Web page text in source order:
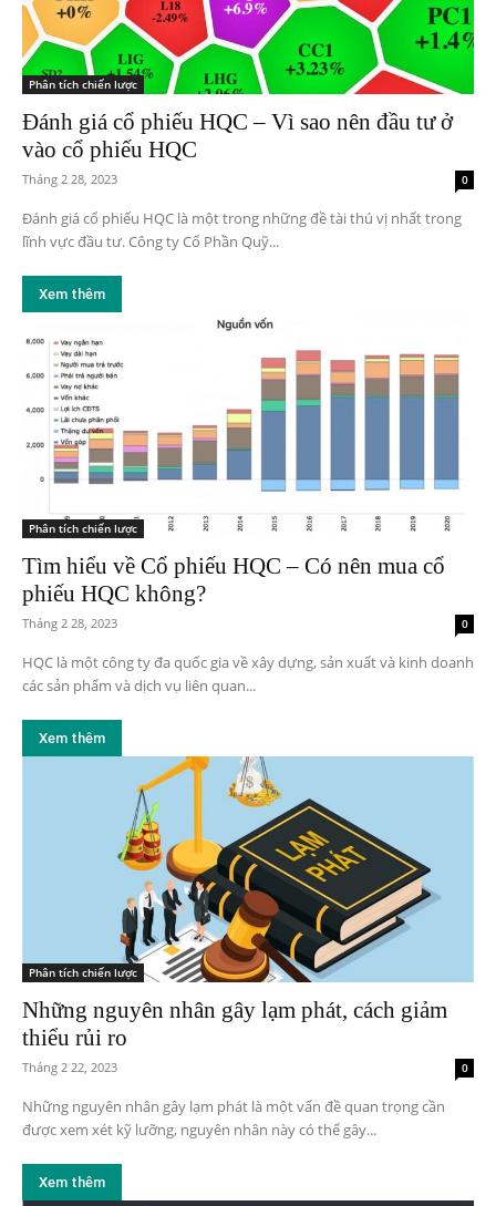
Phân tích chiến lược
Đánh giá cổ phiếu HQC – Vì sao nên đầu tư ở
vào cổ phiếu HQC
Tháng 2 28, 2023 0
Đánh giá cổ phiếu HQC là một trong những đề tài thú vị nhất trong
lĩnh vực đầu tư. Công ty Cổ Phần Quỹ...
Xem thêm
Phân tích chiến lược
Tìm hiểu về Cổ phiếu HQC – Có nên mua cổ
phiếu HQC không?
Tháng 2 28, 2023 0
HQC là một công ty đa quốc gia về xây dựng, sản xuất và kinh doanh
các sản phẩm và dịch vụ liên quan...
Xem thêm
Phân tích chiến lược
Những nguyên nhân gây lạm phát, cách giảm
thiểu rủi ro
Tháng 2 22, 2023 0
Những nguyên nhân gây lạm phát là một vấn đề quan trọng cần
được xem xét kỹ lưỡng, nguyên nhân này có thể gây...
Xem thêm